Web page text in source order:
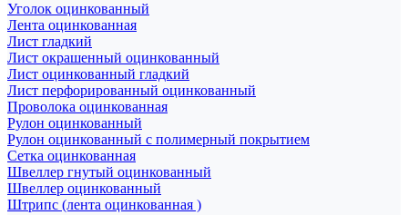
Уголок оцинкованный
Лента оцинкованная
Лист гладкий
Лист окрашенный оцинкованный
Лист оцинкованный гладкий
Лист перфорированный оцинкованный
Проволока оцинкованная
Рулон оцинкованный
Рулон оцинкованный с полимерный покрытием
Сетка оцинкованная
Швеллер гнутый оцинкованный
Швеллер оцинкованный
Штрипс (лента оцинкованная )